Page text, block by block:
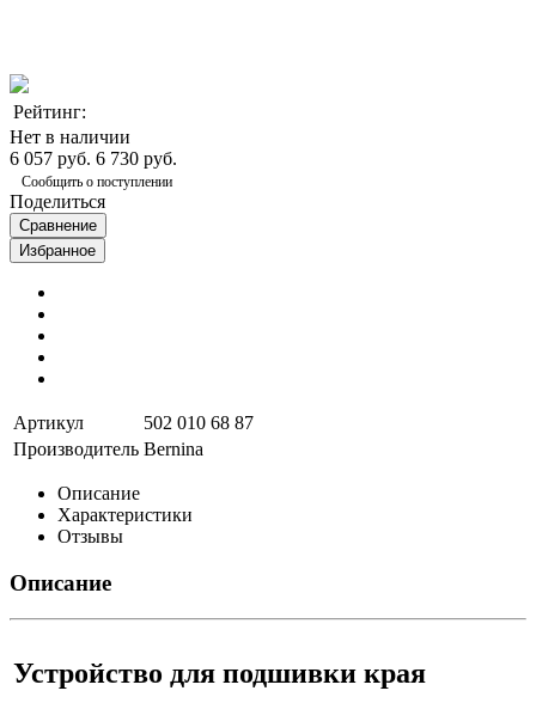
Рейтинг:
Нет в наличии
6 057 руб. 6 730 руб.
Сообщить о поступлении
Поделиться
Сравнение
Избранное
Артикул
502 010 68 87
Производитель Bernina
Описание
Характеристики
Отзывы
Описание
Устройство для подшивки края